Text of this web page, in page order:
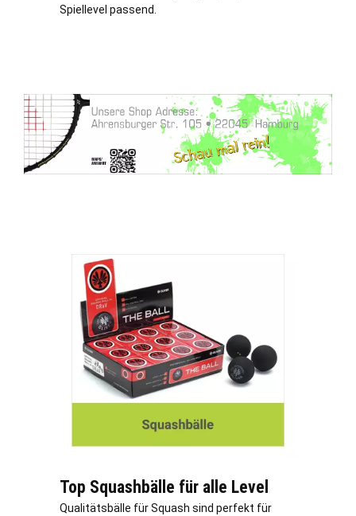
Spiellevel passend.
Top Squashbälle für alle Level
Qualitätsbälle für Squash sind perfekt für